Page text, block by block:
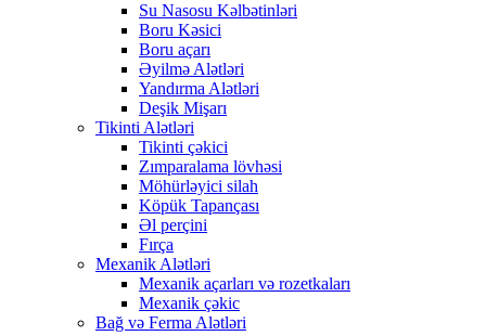
Su Nasosu Kəlbətinləri
Boru Kəsici
Boru açarı
Əyilmə Alətləri
Yandırma Alətləri
Deşik Mişarı
Tikinti Alətləri
Tikinti çəkici
Zımparalama lövhəsi
Möhürləyici silah
Köpük Tapançası
Əl perçini
Fırça
Mexanik Alətləri
Mexanik açarları və rozetkaları
Mexanik çəkic
Bağ və Ferma Alətləri